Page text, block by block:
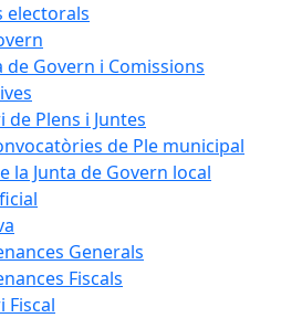
electorals
de Govern i Comissions
de Plens i Juntes
de Ple municipal
la Junta de Govern local
Generals
Fiscals
Fiscal